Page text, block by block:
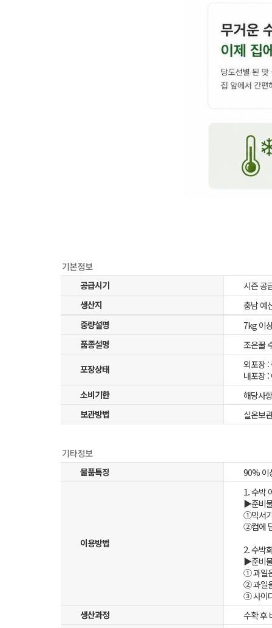
공급시기
시즌 공
생산지
충남 예
중량설명
7kg 이
품종설명
조은꿀
포장상태
외포장 :
내포장 :
소비기한
해당사
보관방법
실온보관
물품특징 90% 이
이용방법
1. 수박
▶준비
①믹서
②컵에
2. 수박
▶준비
① 과일
② 과일
③ 사이
생산과정
수확 후